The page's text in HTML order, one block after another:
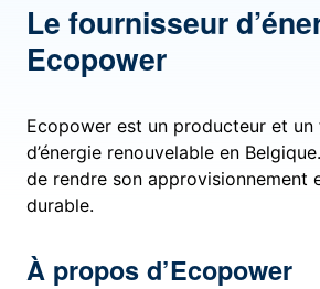
Le fournisseur
Ecopower
Ecopower est un producteur et un
d’énergie renouvelable en
de rendre son approvisionnement
durable.
À propos d’Ecopower